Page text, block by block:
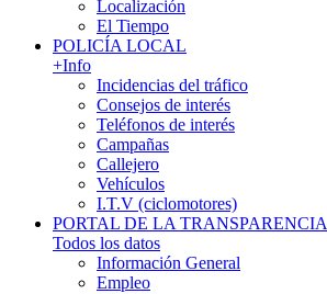
Localización
El Tiempo
POLICÍA LOCAL
+Info
Incidencias del tráfico
Consejos de interés
Teléfonos de interés
Campañas
Callejero
Vehículos
I.T.V (ciclomotores)
PORTAL DE LA TRANSPARENCIA
Todos los datos
Información General
Empleo